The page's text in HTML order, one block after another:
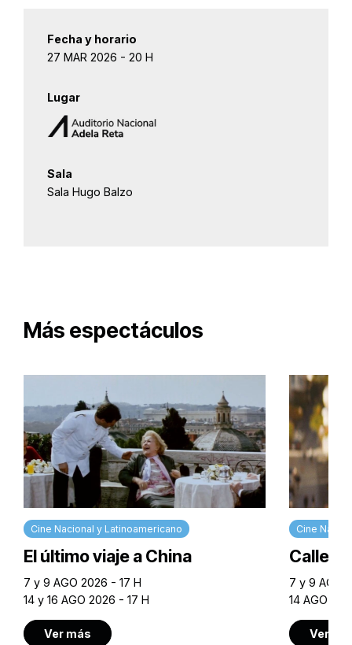
Fecha y horario
27 MAR 2026 - 20 H
Lugar
Sala
Sala Hugo Balzo
Más espectáculos
Cine Nacional y Latinoamericano
El último viaje a China
7 y 9 AGO 2026 - 17 H
14 y 16 AGO 2026 - 17 H
Ver más
Cine
Calle
7 y 9 AGO
14 AGO
Ver